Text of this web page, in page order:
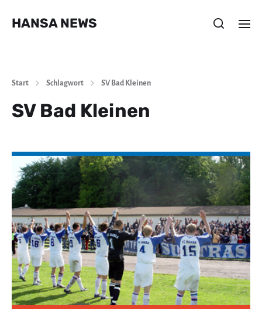
HANSA NEWS
Start Schlagwort SV Bad Kleinen
SV Bad Kleinen